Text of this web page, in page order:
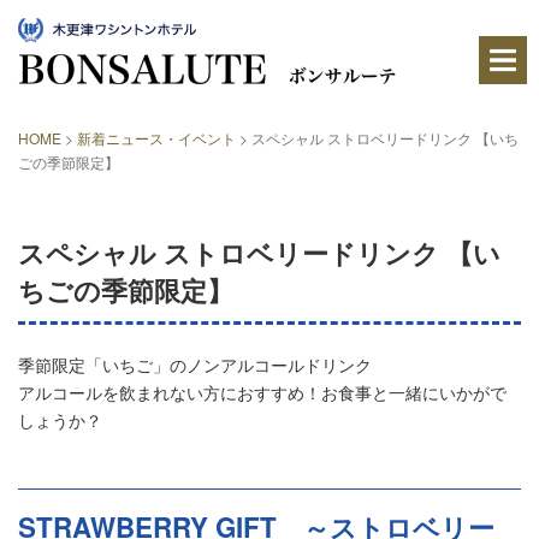
木
更
津
ワ
ト
ン
内
あ
る
ス
ト
ラ
ン
HOME > 新着ニュース・イベント > スペシャル ストロベリードリンク 【いち
ごの季節限定】
スペシャル ストロベリードリンク 【い
ちごの季節限定】
季節限定「いちご」のノンアルコールドリンク
アルコールを飲まれない方におすすめ！お食事と一緒にいかがで
しょうか？
STRAWBERRY GIFT ～ストロベリー